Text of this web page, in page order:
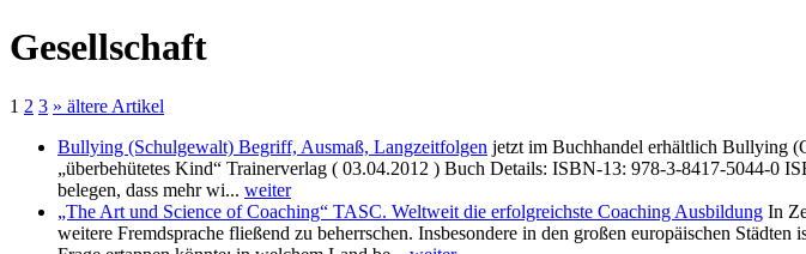
Gesellschaft
1 2 3 » ältere Artikel
Bullying (Schulgewalt) Begriff, Ausmaß, Langzeitfolgen jetzt im Buchhandel erhältlich Bullying
„überbehütetes Kind“ Trainerverlag ( 03.04.2012 ) Buch Details: ISBN-13: 978-3-8417-5044-0
belegen, dass mehr wi... weiter
„The Art und Science of Coaching“ TASC. Weltweit die erfolgreichste Coaching Ausbildung In
weitere Fremdsprache fließend zu beherrschen. Insbesondere in den großen europäischen